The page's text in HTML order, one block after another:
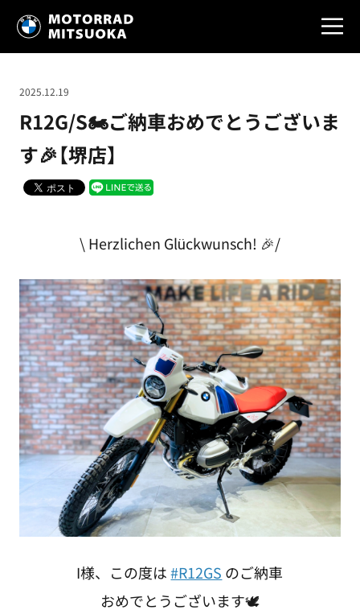
R12G/S🏍ご納車おめでとうございま
す🎉【堺店】
2025.12.19
\ Herzlichen Glückwunsch! 🎉/
I様、この度は#R12GS のご納車
おめでとうございます🕊️